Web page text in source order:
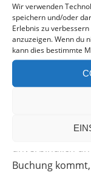
Wir verwenden
speichern und/oder
Erlebnis zu
anzuzeigen. Wenn du
kann dies bestimmte
Deine
in Deutschland
Bei einer
Offenlegung:
unverbindlich
Buchung